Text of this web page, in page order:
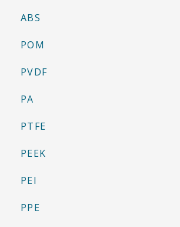
ABS
POM
PVDF
PA
PTFE
PEEK
PEI
PPE